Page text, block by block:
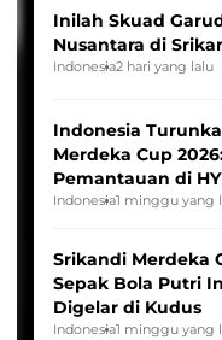
Inilah Skuad
Nusantara di
Indonesia2 hari yang lalu
Indonesia
Merdeka Cup
Pemantauan di
League
Indonesia1 minggu yang
Srikandi Merdeka
Sepak Bola Putri
Digelar di Kudus
Indonesia1 minggu yang